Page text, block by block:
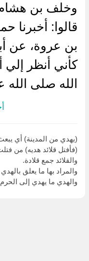
وخلف بن
قالوا: أخبرنا
بن عروة، عن
كأني أنظر
الله صلى الله
(يهدي من المدينة) أي
(فأفتل قلائد هديه) من
والقلائد جمع قلادة.
والمراد بها ما يعلق
والهدي ما يهدي إلى